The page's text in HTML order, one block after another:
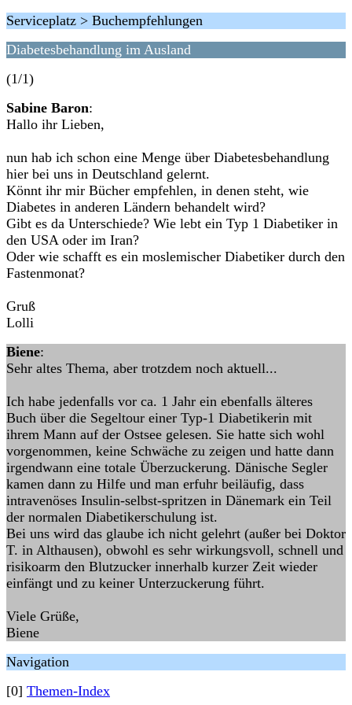
Serviceplatz > Buchempfehlungen
Diabetesbehandlung im Ausland
(1/1)
Sabine Baron:
Hallo ihr Lieben,
nun hab ich schon eine Menge über Diabetesbehandlung
hier bei uns in Deutschland gelernt.
Könnt ihr mir Bücher empfehlen, in denen steht, wie
Diabetes in anderen Ländern behandelt wird?
Gibt es da Unterschiede? Wie lebt ein Typ 1 Diabetiker in
den USA oder im Iran?
Oder wie schafft es ein moslemischer Diabetiker durch den
Fastenmonat?
Gruß
Lolli
Biene:
Sehr altes Thema, aber trotzdem noch aktuell...
Ich habe jedenfalls vor ca. 1 Jahr ein ebenfalls älteres
Buch über die Segeltour einer Typ-1 Diabetikerin mit
ihrem Mann auf der Ostsee gelesen. Sie hatte sich wohl
vorgenommen, keine Schwäche zu zeigen und hatte dann
irgendwann eine totale Überzuckerung. Dänische Segler
kamen dann zu Hilfe und man erfuhr beiläufig, dass
intravenöses Insulin-selbst-spritzen in Dänemark ein Teil
der normalen Diabetikerschulung ist.
Bei uns wird das glaube ich nicht gelehrt (außer bei Doktor
T. in Althausen), obwohl es sehr wirkungsvoll, schnell und
risikoarm den Blutzucker innerhalb kurzer Zeit wieder
einfängt und zu keiner Unterzuckerung führt.
Viele Grüße,
Biene
Navigation
[0] Themen-Index